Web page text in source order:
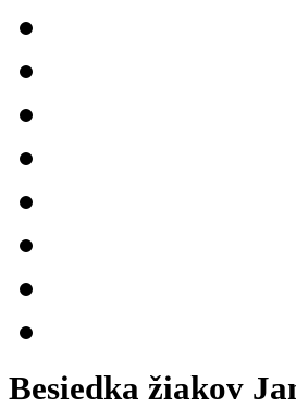
Besiedka žiakov